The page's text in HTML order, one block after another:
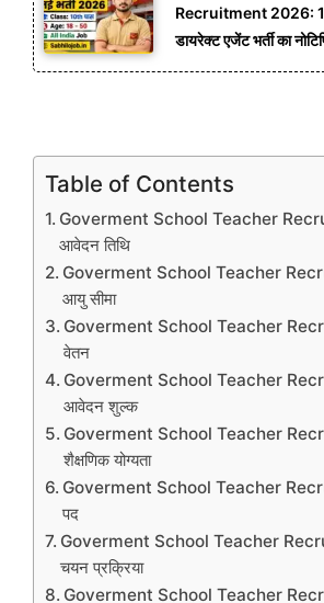
Recruitment 2026:
डायरेक्ट एजेंट भर्ती का
Table of Contents
Goverment School Teacher
आवेदन तिथि
Goverment School Teacher
आयु सीमा
Goverment School Teacher
वेतन
Goverment School Teacher
आवेदन शुल्क
Goverment School Teacher
शैक्षणिक योग्यता
Goverment School Teacher
पद
Goverment School Teacher
चयन प्रक्रिया
Goverment School Teacher